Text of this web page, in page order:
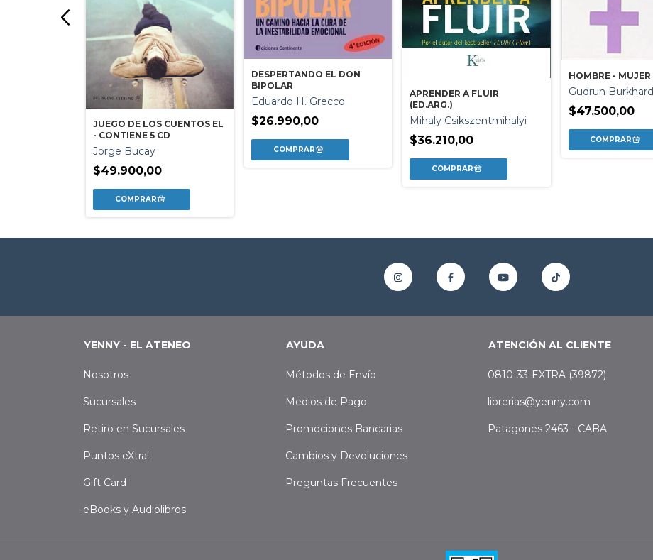
JUEGO DE LOS CUENTOS EL
- CONTIENE 5 CD
Jorge Bucay
$49.900,00
DESPERTANDO EL DON
BIPOLAR
Eduardo H. Grecco
$26.990,00
APRENDER A FLUIR
(ED.ARG.)
Mihaly Csikszentmihalyi
$36.210,00
HOMBRE - MUJER
Gudrun Burkhard
$47.500,00
YENNY - EL ATENEO
Nosotros
Sucursales
Retiro en Sucursales
Puntos eXtra!
Gift Card
eBooks y Audiolibros
AYUDA
Métodos de Envío
Medios de Pago
Promociones Bancarias
Cambios y Devoluciones
Preguntas Frecuentes
ATENCIÓN AL CLIENTE
0810-33-EXTRA (39872)
librerias@yenny.com
Patagones 2463 - CABA